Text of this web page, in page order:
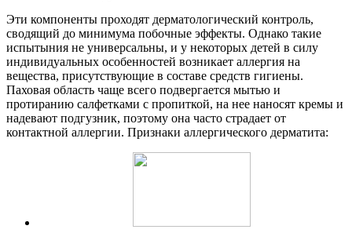
Эти компоненты проходят дерматологический контроль,
сводящий до минимума побочные эффекты. Однако такие
испытыния не универсальны, и у некоторых детей в силу
индивидуальных особенностей возникает аллергия на
вещества, присутствующие в составе средств гигиены.
Паховая область чаще всего подвергается мытью и
протиранию салфетками с пропиткой, на нее наносят кремы и
надевают подгузник, поэтому она часто страдает от
контактной аллергии. Признаки аллергического дерматита: